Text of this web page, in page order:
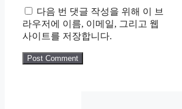
다음 번 댓글 작성을 위해 이 브
라우저에 이름, 이메일, 그리고 웹
사이트를 저장합니다.